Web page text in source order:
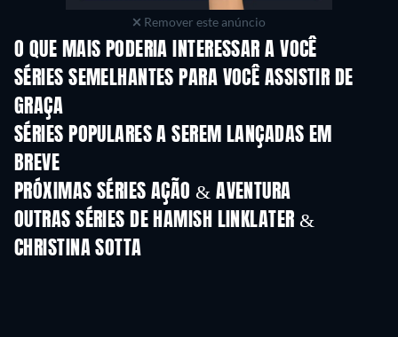
Remover este anúncio
O QUE MAIS PODERIA INTERESSAR A VOCÊ
Série Série
SÉRIES SEMELHANTES PARA VOCÊ ASSISTIR DE
GRAÇA
SÉRIES POPULARES A SEREM LANÇADAS EM
BREVE
PRÓXIMAS SÉRIES AÇÃO & AVENTURA
Temporada 2 Temporada 1
OUTRAS SÉRIES DE HAMISH LINKLATER &
CHRISTINA SOTTA
Série